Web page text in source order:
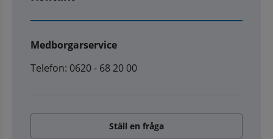
Medborgarservice
Telefon: 0620 - 68 20 00
Ställ en fråga